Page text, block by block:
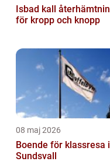
Isbad kall återhämtning
för kropp och knopp
08 maj 2026
Boende för klassresa i
Sundsvall